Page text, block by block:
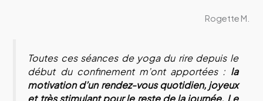
Rogette M.
Toutes ces séances de yoga du rire depuis le
début du confinement m’ont apportées : la
motivation d’un rendez-vous quotidien, joyeux
et très stimulant pour le reste de la journée. Le